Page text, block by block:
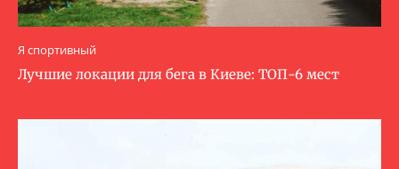
Я спортивный
Лучшие локации для бега в Киеве: ТОП-6 мест